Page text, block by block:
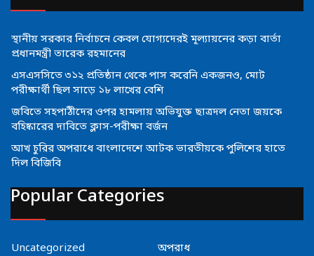
স্থানীয় সরকার নির্বাচনে কেবল যোগ্যদেরই মূল্যায়নের কড়া বার্তা
প্রধানমন্ত্রী তারেক রহমানের
এসএসসিতে ৩১২ প্রতিষ্ঠান থেকে পাস করেনি একজনও, মোট
পরীক্ষার্থী ছিল সাড়ে ১৮ লাখের বেশি
জবিতে সহপাঠীদের ওপর হামলায় অভিযুক্ত ছাত্রদল নেতা জয়কে
বহিষ্কারের দাবিতে ক্লাস-পরীক্ষা বর্জন
আখ চুরির অপরাধে বাংলাদেশে আটক ভারতীয়কে পুলিশের হাতে
দিল বিজিবি
Popular Categories
Uncategorized
অপরাধ